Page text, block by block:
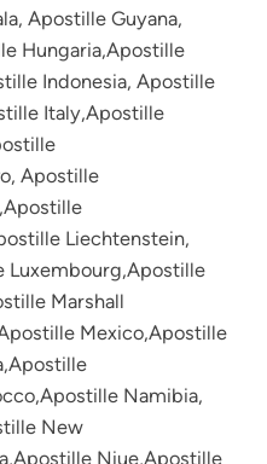
Apostille Guyana,
Hungaria,Apostille
Indonesia, Apostille
Italy,Apostille
Apostille
Liechtenstein,
Luxembourg,Apostille
Marshall
Mexico,Apostille
Namibia,
New
Niue,Apostille